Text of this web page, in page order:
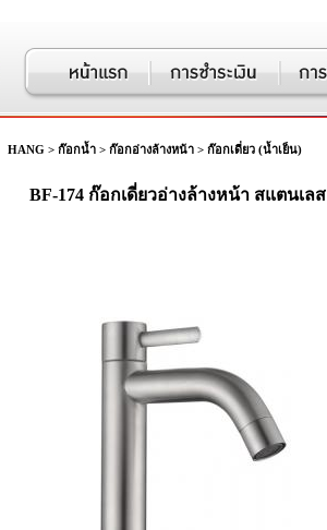
HANG > ก๊อกน้ำ > ก๊อกอ่างล้างหน้า > ก๊อกเดี่ยว (น้ำเย็น)
BF-174 ก๊อกเดี่ยวอ่างล้างหน้า สแตนเลส